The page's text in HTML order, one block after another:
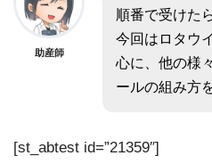
助産師
順番で受けた
今回はロタウ
心に、他の様
ールの組み方
[st_abtest id=”21359″]